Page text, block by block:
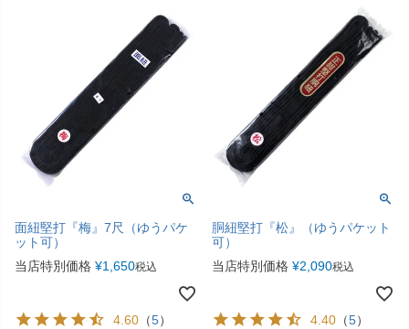
面紐堅打『梅』7尺（ゆうパケ
ット可）
当店特別価格 ¥1,650税込
4.60 （5）
胴紐堅打『松』（ゆうパケット
可）
当店特別価格 ¥2,090税込
4.40 （5）